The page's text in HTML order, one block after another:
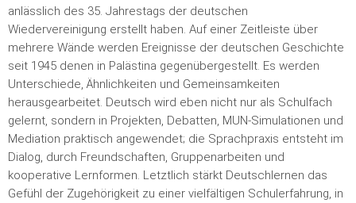
anlässlich des 35. Jahrestags der deutschen
Wiedervereinigung erstellt haben. Auf einer Zeitleiste über
mehrere Wände werden Ereignisse der deutschen Geschichte
seit 1945 denen in Palästina gegenübergestellt. Es werden
Unterschiede, Ähnlichkeiten und Gemeinsamkeiten
herausgearbeitet. Deutsch wird eben nicht nur als Schulfach
gelernt, sondern in Projekten, Debatten, MUN-Simulationen und
Mediation praktisch angewendet; die Sprachpraxis entsteht im
Dialog, durch Freundschaften, Gruppenarbeiten und
kooperative Lernformen. Letztlich stärkt Deutschlernen das
Gefühl der Zugehörigkeit zu einer vielfältigen Schulerfahrung, in